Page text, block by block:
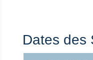
Dates des